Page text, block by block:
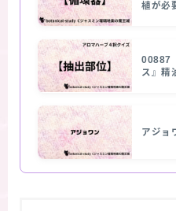
植が必
00887
ス』精
アジョ